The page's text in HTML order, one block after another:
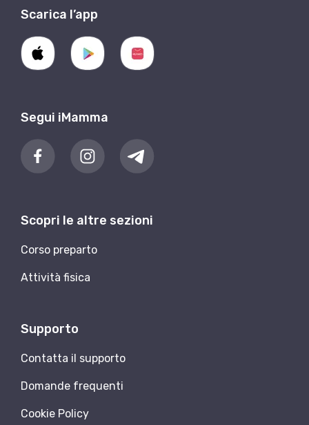
Scarica l’app
Segui iMamma
Scopri le altre sezioni
Corso preparto
Attività fisica
Supporto
Contatta il supporto
Domande frequenti
Cookie Policy